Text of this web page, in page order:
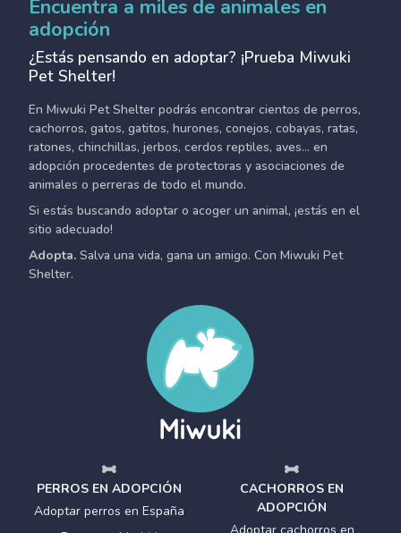
Encuentra a miles de animales en
adopción
¿Estás pensando en adoptar? ¡Prueba Miwuki
Pet Shelter!
En Miwuki Pet Shelter podrás encontrar cientos de perros,
cachorros, gatos, gatitos, hurones, conejos, cobayas, ratas,
ratones, chinchillas, jerbos, cerdos reptiles, aves... en
adopción procedentes de protectoras y asociaciones de
animales o perreras de todo el mundo.
Si estás buscando adoptar o acoger un animal, ¡estás en el
sitio adecuado!
Adopta. Salva una vida, gana un amigo. Con Miwuki Pet
Shelter.
PERROS EN ADOPCIÓN
Adoptar perros en España
CACHORROS EN
ADOPCIÓN
Adoptar cachorros en